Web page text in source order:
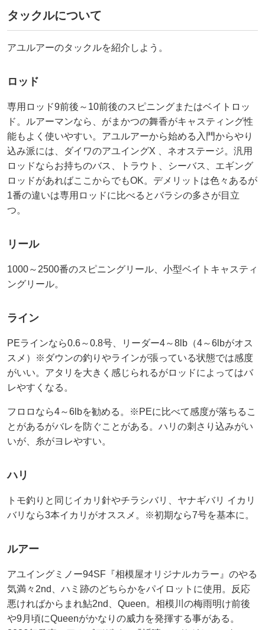
タックルについて
アユルアーのタックルを紹介しよう。
ロッド
専用ロッド9前後～10前後のスピニングまたはベイトロッ
ド。ルアーマンなら、がまかつの舞香がキャスティング性
能もよく使いやすい。アユルアーから始める入門からやり
込み派には、ダイワのアユイングX 、ネオステージ。汎用
ロッドならお持ちのバス、トラウト、シーバス、エギング
ロッドがあればここからでもOK。デメリットは色々あるが
1番の違いは専用ロッドに比べるとバラシの多さが目立
つ。
リール
1000～2500番のスピニングリール、小型ベイトキャスティ
ングリール。
ライン
PEラインなら0.6～0.8号、リーダー4～8lb（4～6lbがオス
スメ）※ダウンの釣りやラインが張っている状態では感度
がいい。アタリを大きく感じられるがロッドによってはバ
レやすくなる。
フロロなら4～6lbを勧める。※PEに比べて感度が落ちるこ
とがあるがバレを防ぐことがある。ハリの刺さり込みがい
いが、糸がヨレやすい。
ハリ
トモ釣りと同じイカリ針やチラシバリ、ヤナギバリ イカリ
バリなら3本イカリがオススメ。※初期なら7号を基本に。
ルアー
アユイングミノー94SF『相模屋オリジナルカラー』のやる
気満々2nd、ハミ跡のどちらかをパイロットに使用。反応
悪ければからまれ鮎2nd、Queen。相模川の梅雨明け前後
や9月頃にQueenがかなりの威力を発揮する事がある。